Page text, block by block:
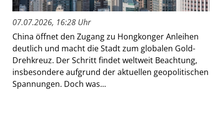
07.07.2026, 16:28 Uhr
China öffnet den Zugang zu Hongkonger Anleihen
deutlich und macht die Stadt zum globalen Gold-
Drehkreuz. Der Schritt findet weltweit Beachtung,
insbesondere aufgrund der aktuellen geopolitischen
Spannungen. Doch was...